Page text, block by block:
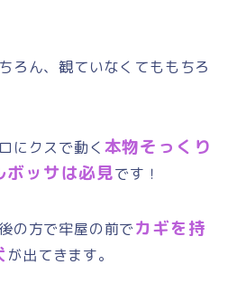
ろん、観ていなくてももちろ
にクスで動く 本物そっくり
ボッサは必見です！
の方で牢屋の前でカギを持
が出てきます。